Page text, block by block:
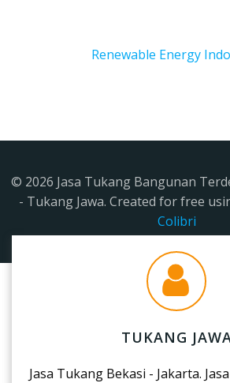
Renewable Energy
© 2026 Jasa Tukang Bangunan
- Tukang Jawa. Created for free
Colibri
TUKANG
Jasa Tukang Bekasi - Jakarta.